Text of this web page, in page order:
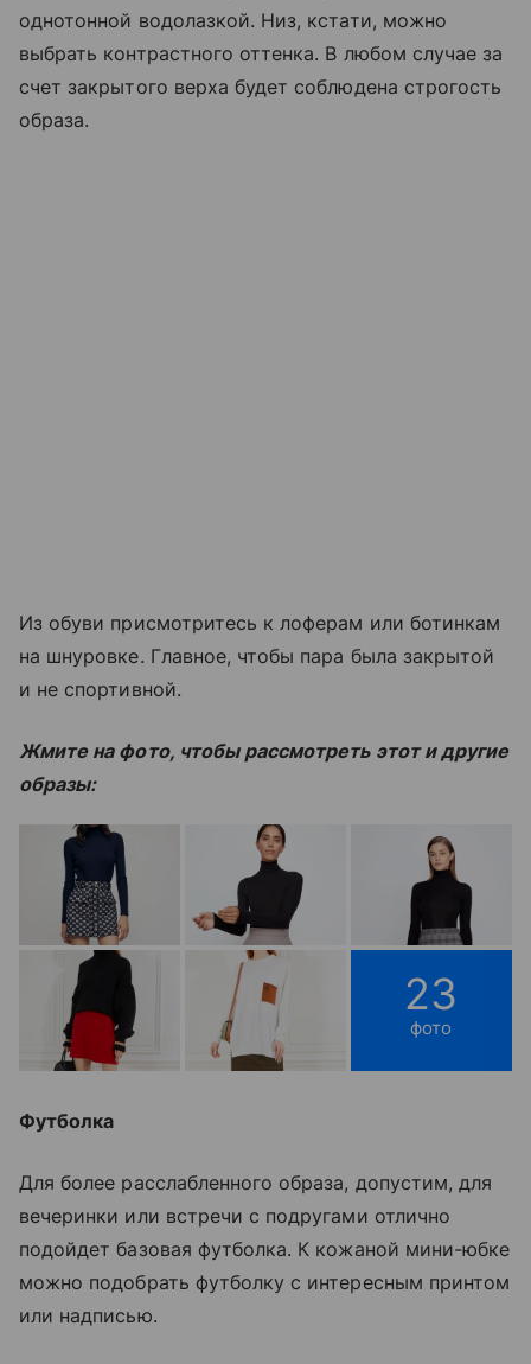
однотонной водолазкой. Низ, кстати, можно
выбрать контрастного оттенка. В любом случае за
счет закрытого верха будет соблюдена строгость
образа.
Из обуви присмотритесь к лоферам или ботинкам
на шнуровке. Главное, чтобы пара была закрытой
и не спортивной.
Жмите на фото, чтобы рассмотреть этот и другие
образы:
23
фото
Футболка
Для более расслабленного образа, допустим, для
вечеринки или встречи с подругами отлично
подойдет базовая футболка. К кожаной мини-юбке
можно подобрать футболку с интересным принтом
или надписью.